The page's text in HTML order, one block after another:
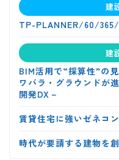
建
TP-PLANNER/60/365/
建
BIM活用で“採算性”の
ワバラ・グラウンドが
開発DX－
賃貸住宅に強いゼネコ
時代が要請する建物を創